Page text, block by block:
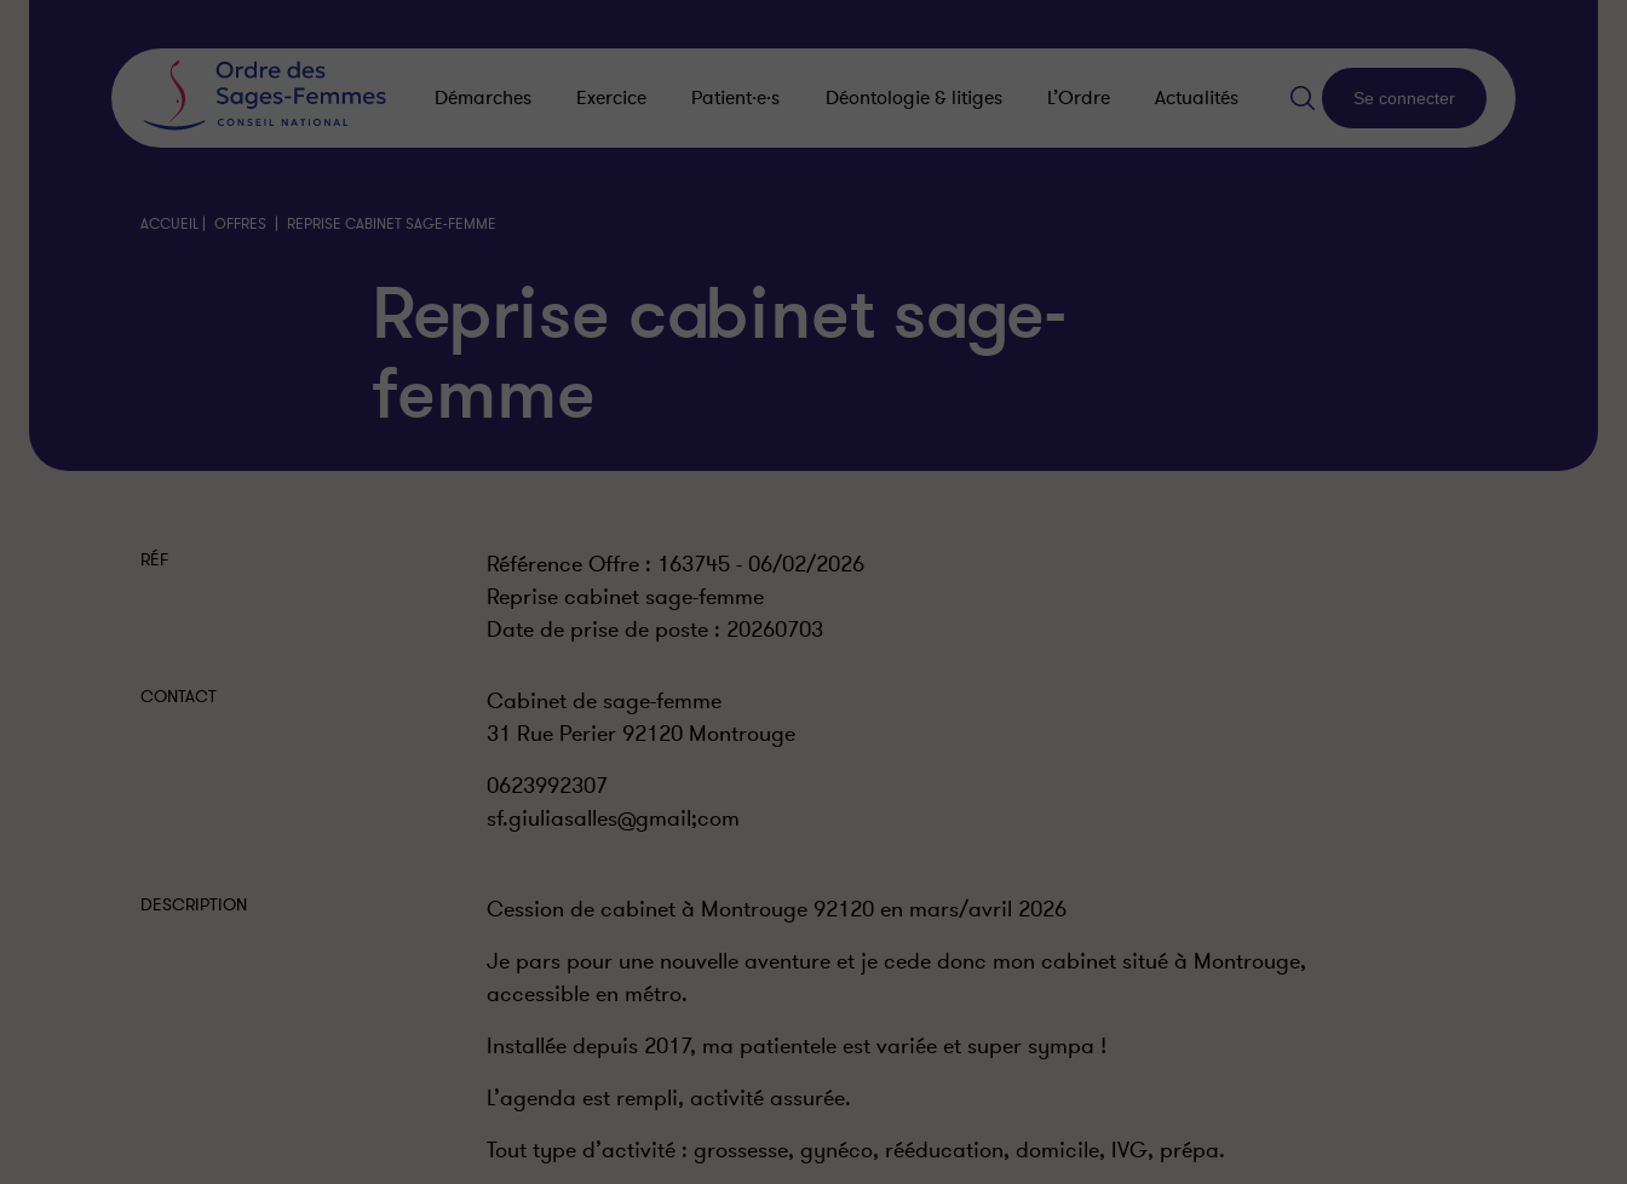
Démarches Exercice Patient·e·s Déontologie & litiges L’Ordre Actualités Se connecter
ACCUEIL | OFFRES | REPRISE CABINET SAGE-FEMME
Reprise cabinet sage-
femme
RÉF
Référence Offre : 163745 - 06/02/2026
Reprise cabinet sage-femme
Date de prise de poste : 20260703
CONTACT
Cabinet de sage-femme
31 Rue Perier 92120 Montrouge
0623992307
sf.giuliasalles@gmail;com
DESCRIPTION
Cession de cabinet à Montrouge 92120 en mars/avril 2026
Je pars pour une nouvelle aventure et je cede donc mon cabinet situé à Montrouge,
accessible en métro.
Installée depuis 2017, ma patientele est variée et super sympa !
L’agenda est rempli, activité assurée.
Tout type d’activité : grossesse, gynéco, rééducation, domicile, IVG, prépa.